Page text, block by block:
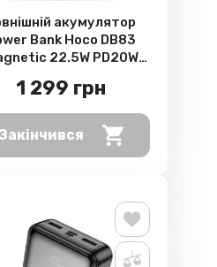
акумулятор
Bank Hoco DB83
22.5W PD20W
1 299 грн
Закінчився